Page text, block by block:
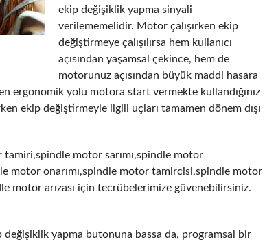
ekip değişiklik yapma sinyali
verilememelidir. Motor çalışırken ekip
değiştirmeye çalışılırsa hem kullanıcı
açısından yaşamsal çekince, hem de
motorunuz açısından büyük maddi hasara
ergonomik yolu motora start vermekte kullandığınız
ekip değiştirmeyle ilgili uçları tamamen dönem dışı
motor sarımı,spindle motor
motor onarımı,spindle motor tamircisi,spindle motor
motor arızası için tecrübelerimize güvenebilirsiniz.
değişiklik yapma butonuna bassa da, programsal bir